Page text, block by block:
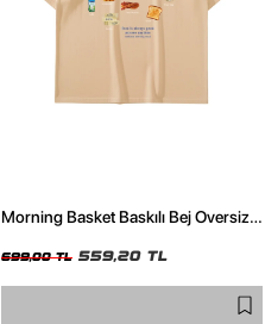
Morning Basket Baskılı Bej Oversize
699,00 TL 559,20 TL